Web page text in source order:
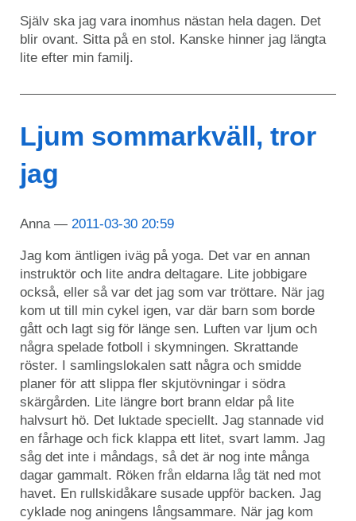
Själv ska jag vara inomhus nästan hela dagen. Det
blir ovant. Sitta på en stol. Kanske hinner jag längta
lite efter min familj.
Ljum sommarkväll, tror
jag
Anna 2011-03-30 20:59
Jag kom äntligen iväg på yoga. Det var en annan
instruktör och lite andra deltagare. Lite jobbigare
också, eller så var det jag som var tröttare. När jag
kom ut till min cykel igen, var där barn som borde
gått och lagt sig för länge sen. Luften var ljum och
några spelade fotboll i skymningen. Skrattande
röster. I samlingslokalen satt några och smidde
planer för att slippa fler skjutövningar i södra
skärgården. Lite längre bort brann eldar på lite
halvsurt hö. Det luktade speciellt. Jag stannade vid
en fårhage och fick klappa ett litet, svart lamm. Jag
såg det inte i måndags, så det är nog inte många
dagar gammalt. Röken från eldarna låg tät ned mot
havet. En rullskidåkare susade uppför backen. Jag
cyklade nog aningens långsammare. När jag kom